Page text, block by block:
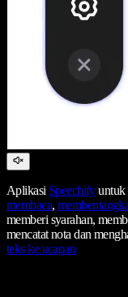
Aplikasi Speechifyuntuk
membaca,
memberi syarahan,
mencatat nota dan
teks ke ucapan